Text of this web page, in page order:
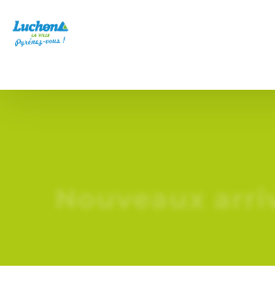
Nouveaux